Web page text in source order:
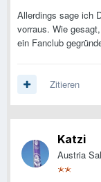
Allerdings sage ich
vorraus. Wie
ein Fanclub
Zitieren
Katzi
Austria